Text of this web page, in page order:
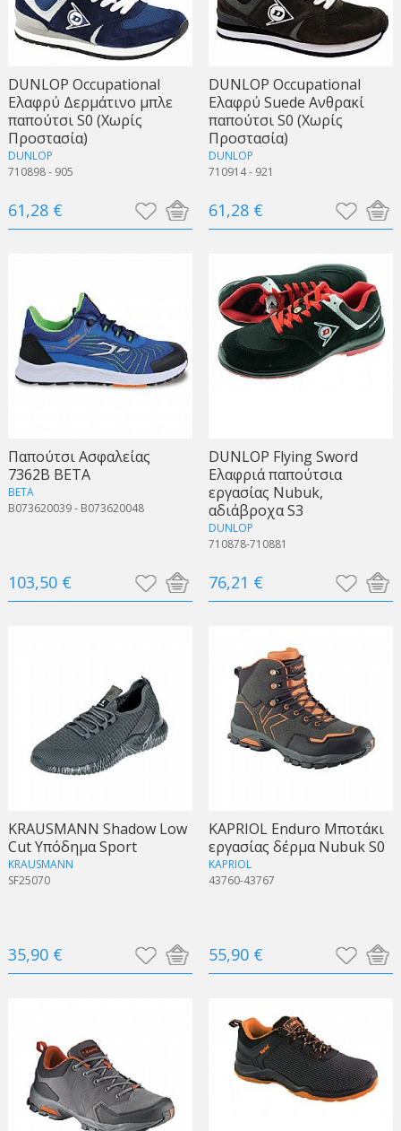
DUNLOP Occupational
Ελαφρύ Δερμάτινο μπλε
παπούτσι S0 (Χωρίς
Προστασία)
DUNLOP
710898 - 905
61,28 €
DUNLOP Occupational
Ελαφρύ Suede Ανθρακί
παπούτσι S0 (Χωρίς
Προστασία)
DUNLOP
710914 - 921
61,28 €
Παπούτσι Ασφαλείας
7362B BETA
BETA
B073620039 - B073620048
103,50 €
DUNLOP Flying Sword
Ελαφριά παπούτσια
εργασίας Nubuk,
αδιάβροχα S3
DUNLOP
710878-710881
76,21 €
KRAUSMANN Shadow Low
Cut Υπόδημα Sport
KRAUSMANN
SF25070
35,90 €
KAPRIOL Enduro Μποτάκι
εργασίας δέρμα Nubuk S0
KAPRIOL
43760-43767
55,90 €